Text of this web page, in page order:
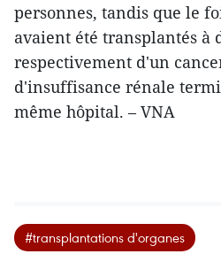
personnes, tandis que le
avaient été transplantés à
respectivement d'un
d'insuffisance rénale
même hôpital. – VNA
#transplantations d'organes